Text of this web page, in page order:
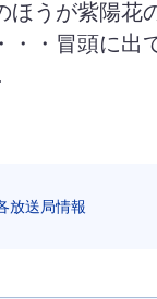
ほうが紫陽花
・・冒頭に出
放送局情報